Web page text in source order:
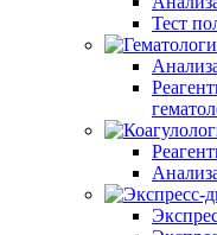
Тест